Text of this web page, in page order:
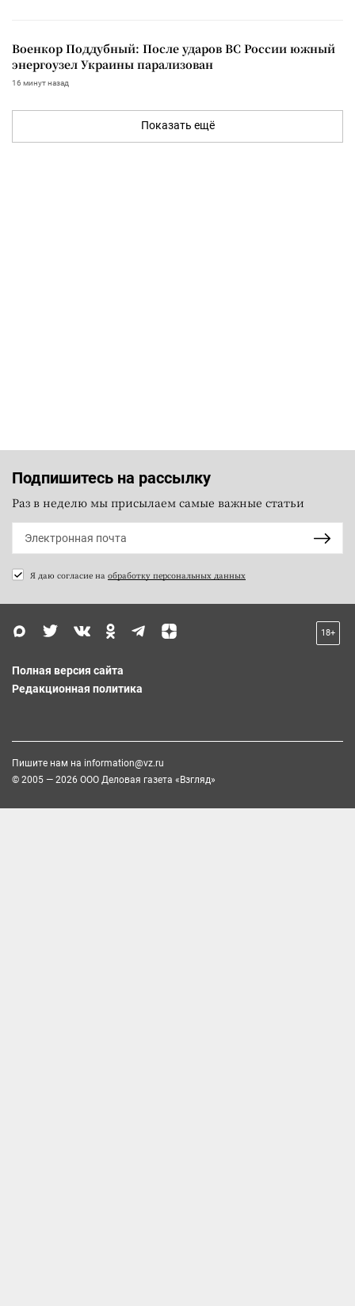
Военкор Поддубный: После ударов ВС России южный
энергоузел Украины парализован
16 минут назад
Показать ещё
Подпишитесь на рассылку
Раз в неделю мы присылаем самые важные статьи
Я даю согласие на обработку персональных данных
18+
Полная версия сайта
Редакционная политика
Пишите нам на information@vz.ru
© 2005 — 2026 ООО Деловая газета «Взгляд»